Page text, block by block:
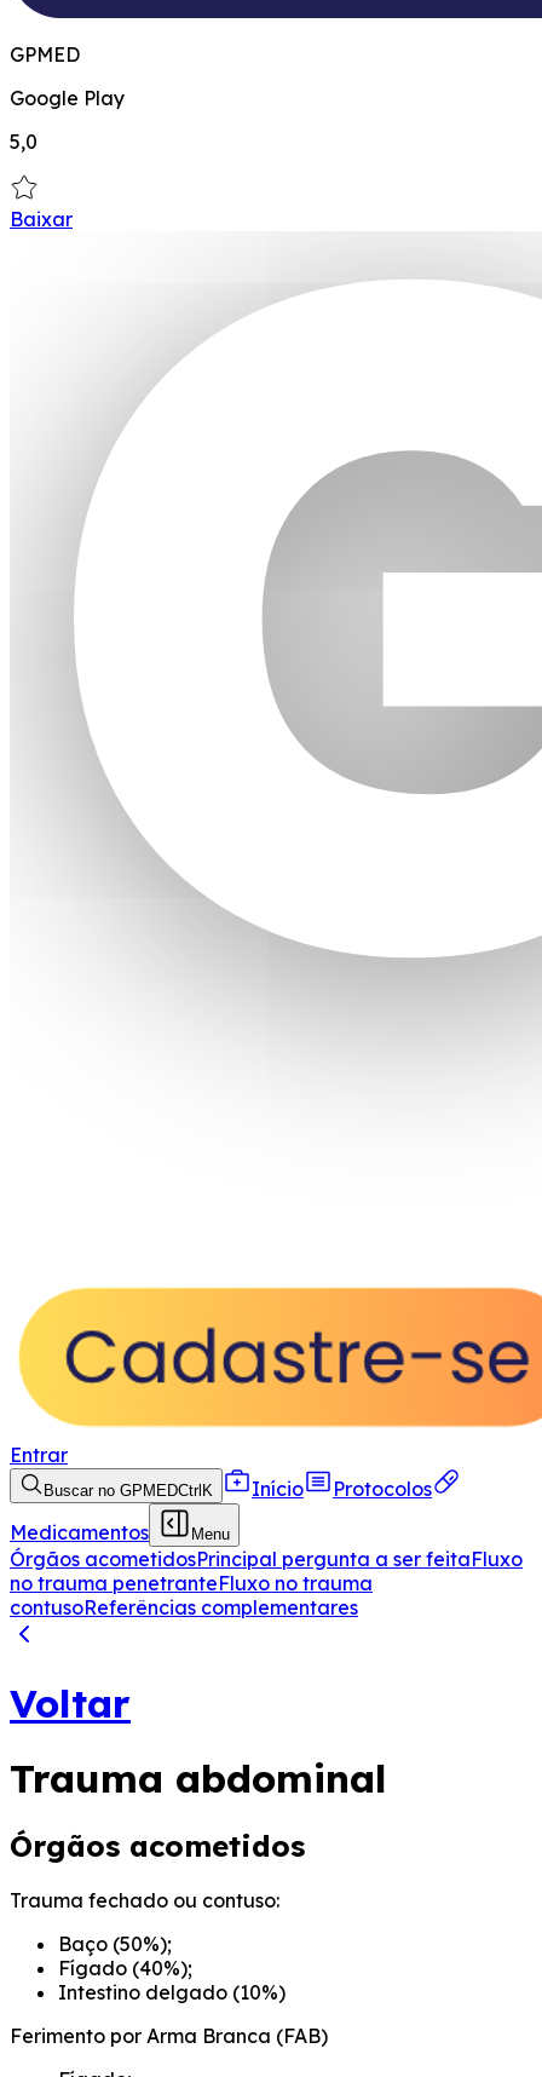
GPMED
Google Play
5,0
Baixar
Entrar
Buscar no GPMEDCtrl K Início
Protocolos
Medicamentos
Menu
Órgãos acometidosPrincipal pergunta a ser feitaFluxo
no trauma penetranteFluxo no trauma
contusoReferências complementares
Voltar
Trauma abdominal
Órgãos acometidos
Trauma fechado ou contuso:
Baço (50%);
Fígado (40%);
Intestino delgado (10%)
Ferimento por Arma Branca (FAB)